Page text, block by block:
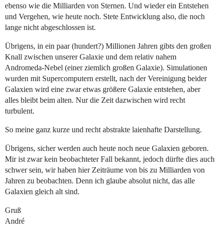
ebenso wie die Milliarden von Sternen. Und wieder ein Entstehen
und Vergehen, wie heute noch. Stete Entwicklung also, die noch
lange nicht abgeschlossen ist.
Übrigens, in ein paar (hundert?) Millionen Jahren gibts den großen
Knall zwischen unserer Galaxie und dem relativ nahem
Andromeda-Nebel (einer ziemlich großen Galaxie). Simulationen
wurden mit Supercomputern erstellt, nach der Vereinigung beider
Galaxien wird eine zwar etwas größere Galaxie entstehen, aber
alles bleibt beim alten. Nur die Zeit dazwischen wird recht
turbulent.
So meine ganz kurze und recht abstrakte laienhafte Darstellung.
Übrigens, sicher werden auch heute noch neue Galaxien geboren.
Mir ist zwar kein beobachteter Fall bekannt, jedoch dürfte dies auch
schwer sein, wir haben hier Zeiträume von bis zu Milliarden von
Jahren zu beobachten. Denn ich glaube absolut nicht, das alle
Galaxien gleich alt sind.
Gruß
André